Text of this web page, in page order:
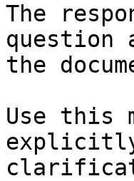
The
question
the
Use this
explicitly